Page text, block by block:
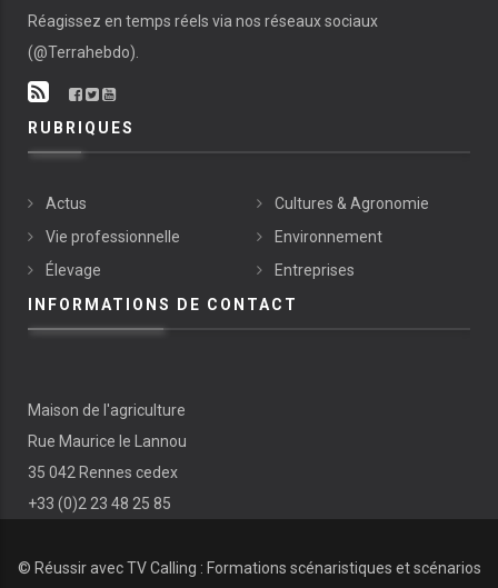
Réagissez en temps réels via nos réseaux sociaux
(@Terrahebdo).
RUBRIQUES
Actus
Vie professionnelle
Élevage
Cultures & Agronomie
Environnement
Entreprises
INFORMATIONS DE CONTACT
Maison de l'agriculture
Rue Maurice le Lannou
35 042 Rennes cedex
+33 (0)2 23 48 25 85
© Réussir avecTV Calling : Formations scénaristiques et scénarios